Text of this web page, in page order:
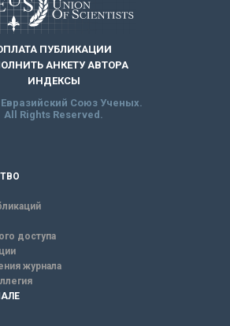
ПУБЛИКАЦИИ
АНКЕТУ АВТОРА
ИНДЕКСЫ
Евразийский Союз Ученых.
All Rights Reserved.
доступа
журнала